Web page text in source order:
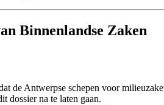
Binnenlandse Zaken
de Antwerpse schepen voor
dossier na te laten gaan.